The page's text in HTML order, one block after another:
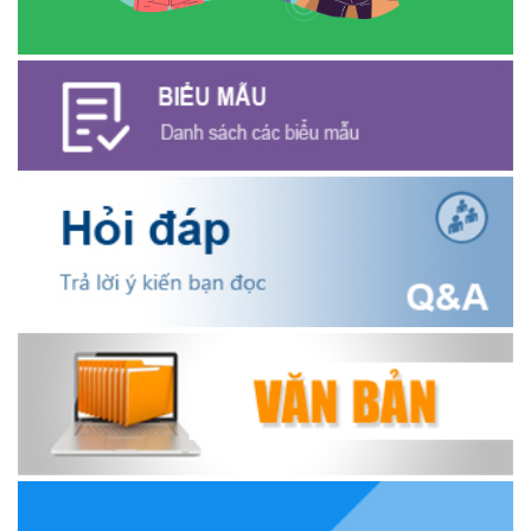
giám sát nhằm nâng cao chất lượng tín dụng chính sách
(16/12/2025)
Hội Cựu chiến binh xã Ea Kiết tăng cường công tác kiểm tra,
giám sát nhằm nâng cao chất lượng tín dụng chính sách
(26/11/2025)
Hiệu quả từ nguồn vốn vay Ngân hàng Chính sách xã hội giúp
các hộ nghèo, cận nghèo thoát nghèo
Thông báo mời báo giá chỉnh lý hồ sơ tại Văn phòng Đảng ủy xã
Ea Kiết
(23/04/2026)
NIỀM VUI CỦA NGƯỜI DÂN ĐỐI VỚI CHƯƠNG TRÌNH TÍN DỤNG